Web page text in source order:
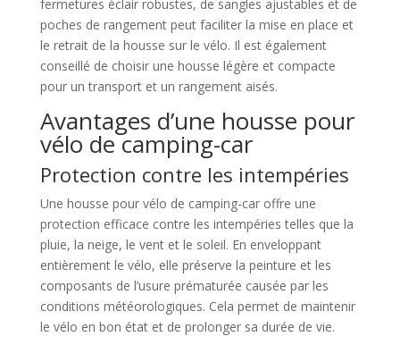
fermetures éclair robustes, de sangles ajustables et de
poches de rangement peut faciliter la mise en place et
le retrait de la housse sur le vélo. Il est également
conseillé de choisir une housse légère et compacte
pour un transport et un rangement aisés.
Avantages d’une housse pour
vélo de camping-car
Protection contre les intempéries
Une housse pour vélo de camping-car offre une
protection efficace contre les intempéries telles que la
pluie, la neige, le vent et le soleil. En enveloppant
entièrement le vélo, elle préserve la peinture et les
composants de l’usure prématurée causée par les
conditions météorologiques. Cela permet de maintenir
le vélo en bon état et de prolonger sa durée de vie.